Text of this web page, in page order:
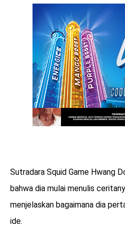
menarik
Sutradara Squid Game Hwang
bahwa dia mulai menulis
menjelaskan bagaimana dia
ide.